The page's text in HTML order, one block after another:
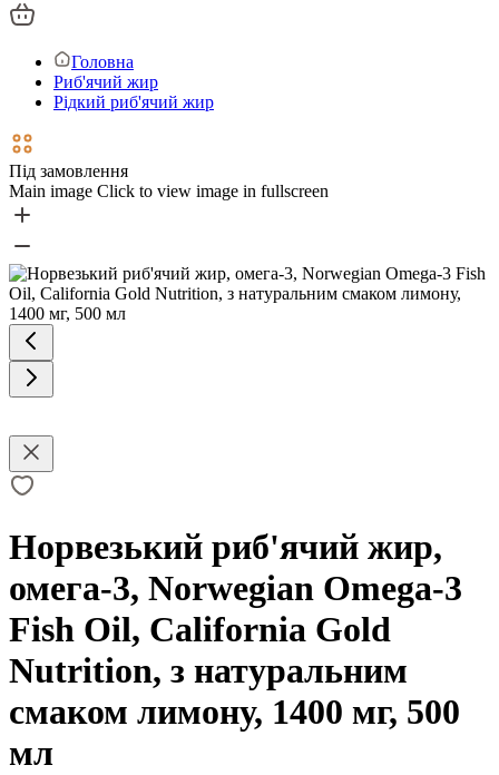
Головна
Риб'ячий жир
Рідкий риб'ячий жир
Під замовлення
Main image Click to view image in fullscreen
Норвезький риб'ячий жир,
омега-3, Norwegian Omega-3
Fish Oil, California Gold
Nutrition, з натуральним
смаком лимону, 1400 мг, 500
мл